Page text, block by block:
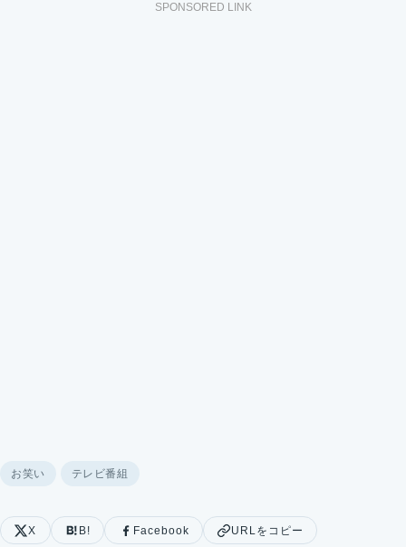
SPONSORED LINK
お笑い テレビ番組
X B! Facebook URLをコピー